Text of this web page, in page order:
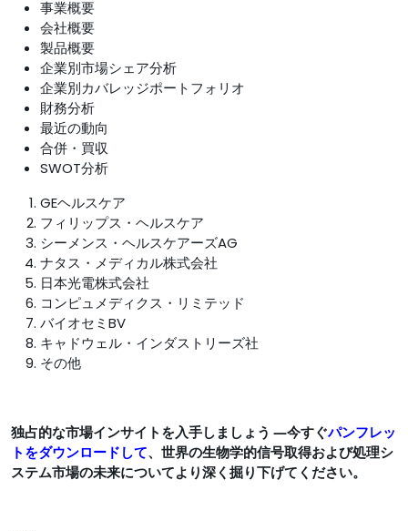
事業概要
会社概要
製品概要
企業別市場シェア分析
企業別カバレッジポートフォリオ
財務分析
最近の動向
合併・買収
SWOT分析
GEヘルスケア
フィリップス・ヘルスケア
シーメンス・ヘルスケアーズAG
ナタス・メディカル株式会社
日本光電株式会社
コンピュメディクス・リミテッド
バイオセミBV
キャドウェル・インダストリーズ社
その他
独占的な市場インサイトを入手しましょう ―今すぐパンフレッ
トをダウンロードして、世界の生物学的信号取得および処理シ
ステム市場の未来についてより深く掘り下げてください。